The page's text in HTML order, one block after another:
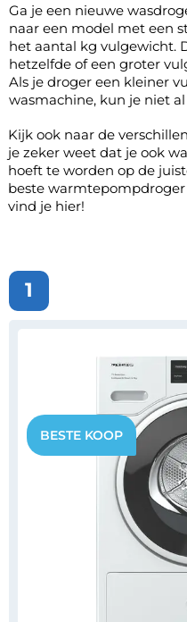
Ga je een nieuwe
naar een model met een
het aantal kg vulgewicht.
hetzelfde of een groter
Als je droger een kleiner
wasmachine, kun je niet
Kijk ook naar de
je zeker weet dat je ook
hoeft te worden op de
beste warmtepompdroger
vind je hier!
1